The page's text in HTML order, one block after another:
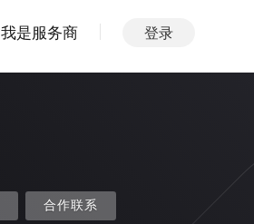
我是服务商 登录
合作联系